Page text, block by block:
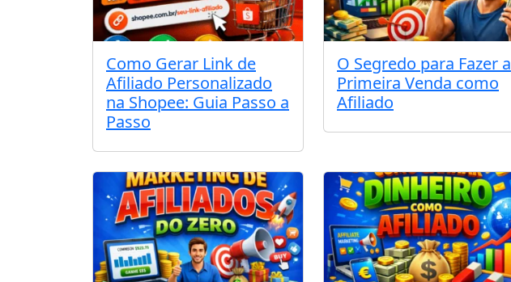
Como Gerar Link de
Afiliado Personalizado
na Shopee: Guia Passo a
Passo
O Segredo para Fazer a
Primeira Venda como
Afiliado